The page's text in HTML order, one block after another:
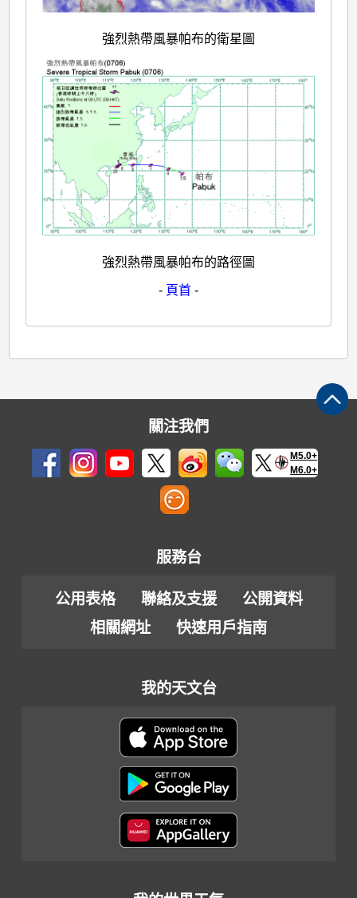
強烈熱帶風暴帕布的衛星圖
強烈熱帶風暴帕布的路徑圖
- 頁首 -
關注我們
M5.0+
M6.0+
服務台
公用表格 聯絡及支援
公開資料
相關網址
快速用戶指南
我的天文台